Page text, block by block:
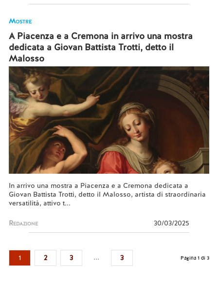
Mostre
A Piacenza e a Cremona in arrivo una mostra
dedicata a Giovan Battista Trotti, detto il
Malosso
In arrivo una mostra a Piacenza e a Cremona dedicata a
Giovan Battista Trotti, detto il Malosso, artista di straordinaria
versatilità, attivo t...
Redazione 30/03/2025
1 2 3 ... 3 Pagina 1 di 3